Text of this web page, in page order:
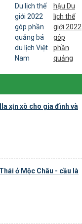
hậu Du
lịch thế
giới 2022
góp
phần
quảng
xịn xò cho gia đình và
ở Mộc Châu - cầu là